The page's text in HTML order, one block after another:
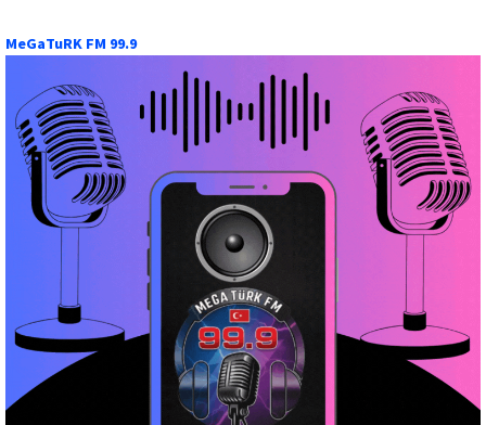
MeGaTuRK FM 99.9